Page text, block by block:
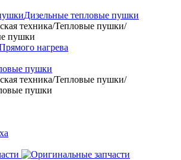
Дизельные тепловые пушки
техника/Тепловые пушки/
пушки
нагрева
пушки
техника/Тепловые пушки/
пушки